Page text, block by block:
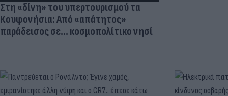
Στη «δίνη» του υπερτουρισμού τα
Κουφονήσια: Από «απάτητος»
παράδεισος σε... κοσμοπολίτικο νησί